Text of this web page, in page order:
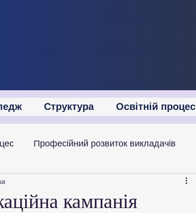
Структура Освітній процес
Професійний розвиток викладачів
мобільність
кампанія